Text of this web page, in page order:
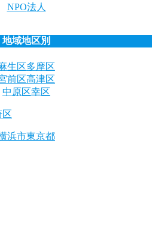
NPO法人
地域地区別
生区多摩区
前区高津区
中原区幸区
区
浜市東京都